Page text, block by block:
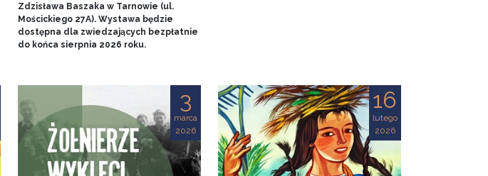
Zdzisława Baszaka w Tarnowie (ul.
Mościckiego 27A). Wystawa będzie
dostępna dla zwiedzających bezpłatnie
do końca sierpnia 2026 roku.
3
marca
2026
16
lutego
2026